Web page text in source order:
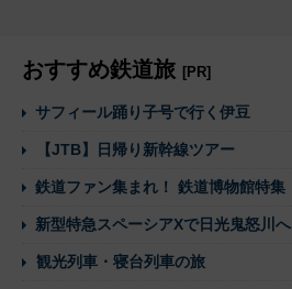
おすすめ鉄道旅 [PR]
サフィール踊り子号で行く伊豆
【JTB】日帰り新幹線ツアー
鉄道ファン集まれ！ 鉄道博物館特集
新型特急スペーシアXで日光鬼怒川へ
観光列車・寝台列車の旅